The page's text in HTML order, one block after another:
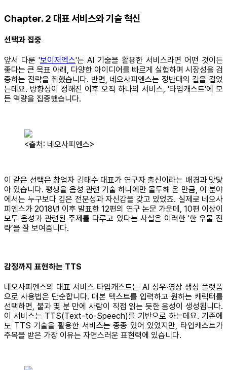
Chapter. 2 대표 서비스와 기술 혁신
선택과 집중
앞서 다룬 '보이저엑스'는 AI 기술을 활용한 서비스라면 어떤 것이든
좋다는 큰 목표 아래, 다양한 아이디어를 빠르게 실험하며 시장성을 검
증하는 전략을 취했습니다. 반면, 네오사피엔스는 정반대의 길을 걸었
는데요. 방향성이 정해진 이후 오직 하나의 서비스, '타입캐스트'에 모
든 역량을 집중했습니다.
<출처: 네오사피엔스>
이 같은 선택은 창업자 김태수 대표가 연구자 출신이라는 배경과 맞닿
아 있습니다. 평생을 음성 관련 기술 하나에만 몰두해 온 만큼, 이 분야
에서는 누구보다 깊은 전문성과 자신감을 갖고 있었죠. 실제로 네오사
피엔스가 2018년 이후 발표한 12편의 연구 논문 가운데, 10편 이상이
모두 음성과 관련된 주제를 다루고 있다는 사실은 이러한 '한 우물 전
략’을 잘 보여줍니다.
감정까지 표현하는 TTS
네오사피엔스의 대표 서비스 타입캐스트는 AI 성우·영상 생성 플랫폼
으로 사용법은 단순합니다. 대본 텍스트를 입력하고 원하는 캐릭터를
선택하면, 불과 몇 분 만에 사람이 직접 읽는 듯한 음성이 생성됩니다.
이 서비스는 TTS(Text-to-Speech)를 기반으로 하는데요. 기존에
도 TTS 기술을 활용한 서비스는 종종 있어 있었지만, 타입캐스트가
주목을 받은 가장 이유는 자연스러운 표현력에 있습니다.